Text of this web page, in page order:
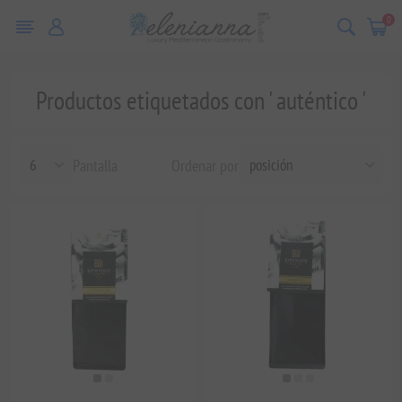
0
Productos etiquetados con ' auténtico '